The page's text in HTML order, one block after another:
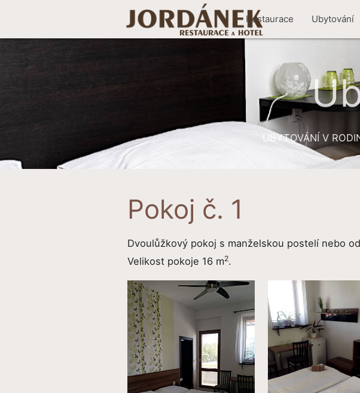
Restaurace Ubytování
UBYTOVÁNÍ V
Pokoj č. 1
Dvoulůžkový pokoj s manželskou postelí nebo
Velikost pokoje 16 m2.